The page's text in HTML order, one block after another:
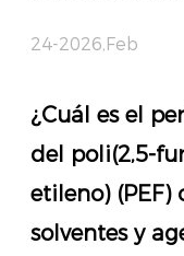
24-2026,Feb
¿Cuál es el
del poli(2,5-
etileno) (PEF)
solventes y